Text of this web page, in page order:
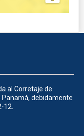
al Corretaje de
Panamá, debidamente
12.